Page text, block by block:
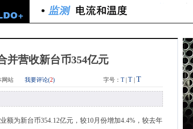
并营收新台币354亿元
网站 我要评论(2) 字号： T| T T
额为新台币354.12亿元，较10月份增加4.4%，较去年